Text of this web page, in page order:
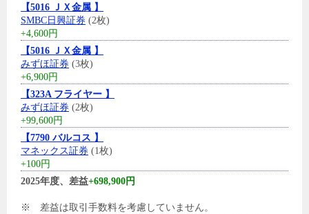
【5016 ＪＸ金属 】
SMBC日興証券 (2枚)
+4,600円
【5016 ＪＸ金属 】
みずほ証券 (3枚)
+6,900円
【323A フライヤー 】
みずほ証券 (2枚)
+99,600円
【7790 バルコス 】
マネックス証券 (1枚)
+100円
2025年度、差益+698,900円
※ 差益は取引手数料を考慮していません。